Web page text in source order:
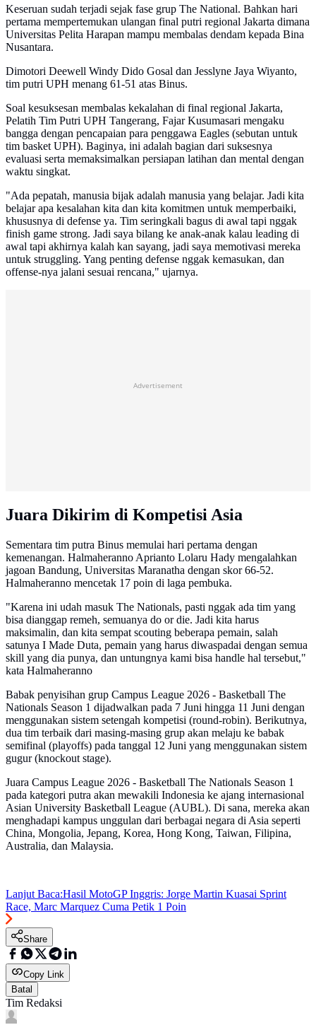
Keseruan sudah terjadi sejak fase grup The National. Bahkan hari
pertama mempertemukan ulangan final putri regional Jakarta dimana
Universitas Pelita Harapan mampu membalas dendam kepada Bina
Nusantara.
Dimotori Deewell Windy Dido Gosal dan Jesslyne Jaya Wiyanto,
tim putri UPH menang 61-51 atas Binus.
Soal kesuksesan membalas kekalahan di final regional Jakarta,
Pelatih Tim Putri UPH Tangerang, Fajar Kusumasari mengaku
bangga dengan pencapaian para penggawa Eagles (sebutan untuk
tim basket UPH). Baginya, ini adalah bagian dari suksesnya
evaluasi serta memaksimalkan persiapan latihan dan mental dengan
waktu singkat.
"Ada pepatah, manusia bijak adalah manusia yang belajar. Jadi kita
belajar apa kesalahan kita dan kita komitmen untuk memperbaiki,
khususnya di defense ya. Tim seringkali bagus di awal tapi nggak
finish game strong. Jadi saya bilang ke anak-anak kalau leading di
awal tapi akhirnya kalah kan sayang, jadi saya memotivasi mereka
untuk struggling. Yang penting defense nggak kemasukan, dan
offense-nya jalani sesuai rencana," ujarnya.
Advertisement
Juara Dikirim di Kompetisi Asia
Sementara tim putra Binus memulai hari pertama dengan
kemenangan. Halmaheranno Aprianto Lolaru Hady mengalahkan
jagoan Bandung, Universitas Maranatha dengan skor 66-52.
Halmaheranno mencetak 17 poin di laga pembuka.
"Karena ini udah masuk The Nationals, pasti nggak ada tim yang
bisa dianggap remeh, semuanya do or die. Jadi kita harus
maksimalin, dan kita sempat scouting beberapa pemain, salah
satunya I Made Duta, pemain yang harus diwaspadai dengan semua
skill yang dia punya, dan untungnya kami bisa handle hal tersebut,"
kata Halmaheranno
Babak penyisihan grup Campus League 2026 - Basketball The
Nationals Season 1 dijadwalkan pada 7 Juni hingga 11 Juni dengan
menggunakan sistem setengah kompetisi (round-robin). Berikutnya,
dua tim terbaik dari masing-masing grup akan melaju ke babak
semifinal (playoffs) pada tanggal 12 Juni yang menggunakan sistem
gugur (knockout stage).
Juara Campus League 2026 - Basketball The Nationals Season 1
pada kategori putra akan mewakili Indonesia ke ajang internasional
Asian University Basketball League (AUBL). Di sana, mereka akan
menghadapi kampus unggulan dari berbagai negara di Asia seperti
China, Mongolia, Jepang, Korea, Hong Kong, Taiwan, Filipina,
Australia, dan Malaysia.
Lanjut Baca:Hasil MotoGP Inggris: Jorge Martin Kuasai Sprint
Race, Marc Marquez Cuma Petik 1 Poin
Share
Copy Link
Batal
Tim Redaksi